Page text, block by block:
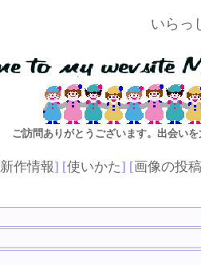
いらっしゃいませ
ご訪問ありがとうございます。出会い
新作情報] [使いかた] [画像の投